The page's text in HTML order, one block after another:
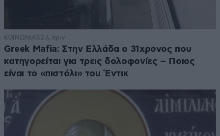
ΚΟΙΝΩΝΙΑ52 λ. πριν
Greek Mafia: Στην Ελλάδα ο 31χρονος που
κατηγορείται για τρεις δολοφονίες – Ποιος
είναι το «πιστόλι» του Έντικ